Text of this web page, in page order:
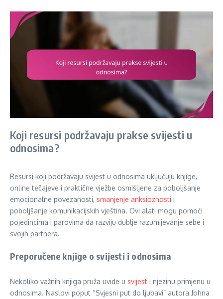
Koji resursi podržavaju prakse svijesti u
odnosima?
Resursi koji podržavaju svijest u odnosima uključuju knjige,
online tečajeve i praktične vježbe osmišljene za poboljšanje
emocionalne povezanosti, smanjenje anksioznosti i
poboljšanje komunikacijskih vještina. Ovi alati mogu pomoći
pojedincima i parovima da razviju dublje razumijevanje sebe i
svojih partnera.
Preporučene knjige o svijesti i odnosima
Nekoliko važnih knjiga pruža uvide u svijest i njezinu primjenu u
odnosima. Naslovi poput “Svjesni put do ljubavi” autora Johna